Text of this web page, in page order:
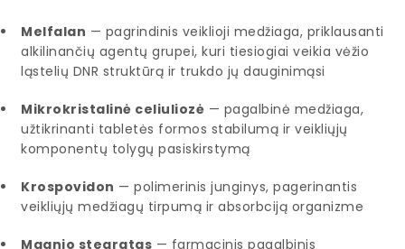
Melfalan — pagrindinis veiklioji medžiaga, priklausanti
alkilinančių agentų grupei, kuri tiesiogiai veikia vėžio
ląstelių DNR struktūrą ir trukdo jų dauginimąsi
Mikrokristalinė celiuliozė — pagalbinė medžiaga,
užtikrinanti tabletės formos stabilumą ir veikliųjų
komponentų tolygų pasiskirstymą
Krospovidon — polimerinis junginys, pagerinantis
veikliųjų medžiagų tirpumą ir absorbciją organizme
Magnio stearatas — farmacinis pagalbinis